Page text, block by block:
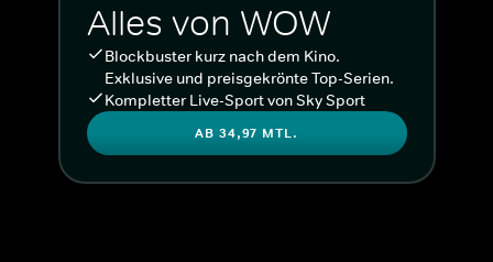
Alles von WOW
Blockbuster kurz nach dem Kino.
Exklusive und preisgekrönte Top-Serien.
Kompletter Live-Sport von Sky Sport
AB 34,97 MTL.